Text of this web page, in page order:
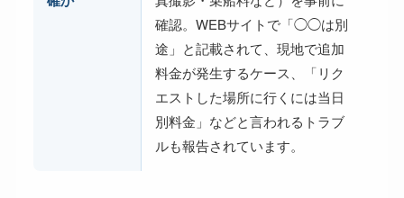
確認。WEBサイトで「◯◯は別
途」と記載されて、現地で追加
料金が発生するケース、「リク
エストした場所に行くには当日
別料金」などと言われるトラブ
ルも報告されています。